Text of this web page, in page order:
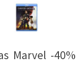
Marvel -40%